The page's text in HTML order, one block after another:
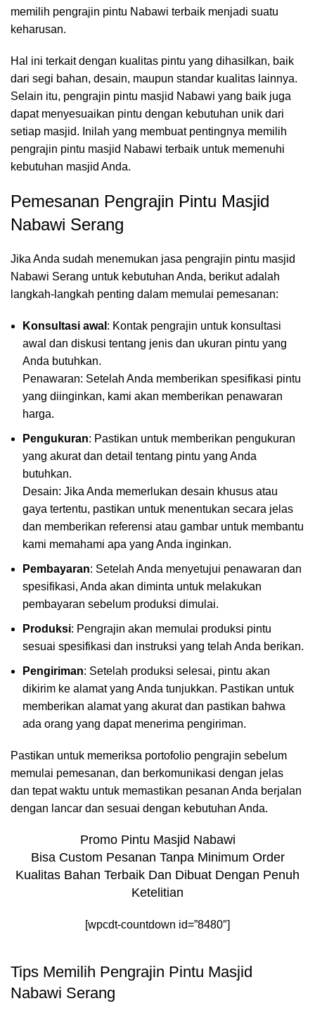
memilih pengrajin pintu Nabawi terbaik menjadi suatu
keharusan.
Hal ini terkait dengan kualitas pintu yang dihasilkan, baik
dari segi bahan, desain, maupun standar kualitas lainnya.
Selain itu, pengrajin pintu masjid Nabawi yang baik juga
dapat menyesuaikan pintu dengan kebutuhan unik dari
setiap masjid. Inilah yang membuat pentingnya memilih
pengrajin pintu masjid Nabawi terbaik untuk memenuhi
kebutuhan masjid Anda.
Pemesanan Pengrajin Pintu Masjid
Nabawi Serang
Jika Anda sudah menemukan jasa pengrajin pintu masjid
Nabawi Serang untuk kebutuhan Anda, berikut adalah
langkah-langkah penting dalam memulai pemesanan:
Konsultasi awal : Kontak pengrajin untuk konsultasi
awal dan diskusi tentang jenis dan ukuran pintu yang
Anda butuhkan.
Penawaran: Setelah Anda memberikan spesifikasi pintu
yang diinginkan, kami akan memberikan penawaran
harga.
Pengukuran: Pastikan untuk memberikan pengukuran
yang akurat dan detail tentang pintu yang Anda
butuhkan.
Desain: Jika Anda memerlukan desain khusus atau
gaya tertentu, pastikan untuk menentukan secara jelas
dan memberikan referensi atau gambar untuk membantu
kami memahami apa yang Anda inginkan.
Pembayaran: Setelah Anda menyetujui penawaran dan
spesifikasi, Anda akan diminta untuk melakukan
pembayaran sebelum produksi dimulai.
Produksi: Pengrajin akan memulai produksi pintu
sesuai spesifikasi dan instruksi yang telah Anda berikan.
Pengiriman: Setelah produksi selesai, pintu akan
dikirim ke alamat yang Anda tunjukkan. Pastikan untuk
memberikan alamat yang akurat dan pastikan bahwa
ada orang yang dapat menerima pengiriman.
Pastikan untuk memeriksa portofolio pengrajin sebelum
memulai pemesanan, dan berkomunikasi dengan jelas
dan tepat waktu untuk memastikan pesanan Anda berjalan
dengan lancar dan sesuai dengan kebutuhan Anda.
Promo Pintu Masjid Nabawi
Bisa Custom Pesanan Tanpa Minimum Order
Kualitas Bahan Terbaik Dan Dibuat Dengan Penuh
Ketelitian
[wpcdt-countdown id=”8480″]
Tips Memilih Pengrajin Pintu Masjid
Nabawi Serang